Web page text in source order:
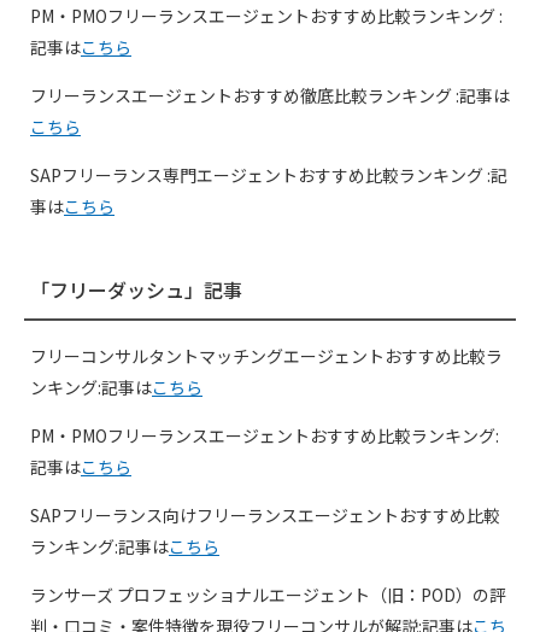
PM・PMOフリーランスエージェントおすすめ比較ランキング :
記事はこちら
フリーランスエージェントおすすめ徹底比較ランキング :記事は
こちら
SAPフリーランス専門エージェントおすすめ比較ランキング :記
事はこちら
「フリーダッシュ」記事
フリーコンサルタントマッチングエージェントおすすめ比較ラ
ンキング:記事はこちら
PM・PMOフリーランスエージェントおすすめ比較ランキング:
記事はこちら
SAPフリーランス向けフリーランスエージェントおすすめ比較
ランキング:記事はこちら
ランサーズ プロフェッショナルエージェント（旧：POD）の評
判・口コミ・案件特徴を現役フリーコンサルが解説:記事はこち